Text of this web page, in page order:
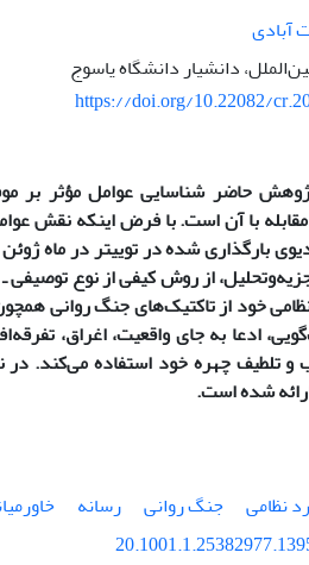
آبادی
دانشیار دانشگاه یاسوج
https://doi.org/10.22082/
حاضر شناسایی عوامل مؤثر بر
از روش کیفی از نوع
خود از تاکتیک‌های جنگ روانی
ادعا به جای واقعیت، اغراق،
تلطیف چهره خود استفاده می‌کند. در
شده است.
نظامی جنگ روانی رسانه